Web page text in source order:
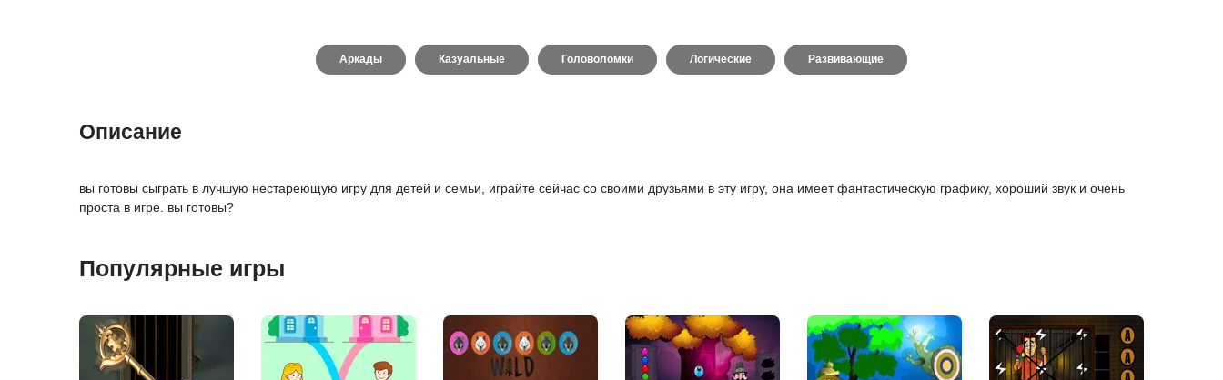
Аркады Казуальные Головоломки Логические Развивающие
Описание
вы готовы сыграть в лучшую нестареющую игру для детей и семьи, играйте сейчас со своими друзьями в эту игру, она имеет фантастическую графику, хороший звук и очень
проста в игре. вы готовы?
Популярные игры